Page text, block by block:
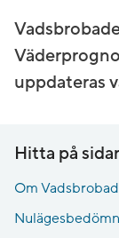
uppdateras
Hitta på
Om